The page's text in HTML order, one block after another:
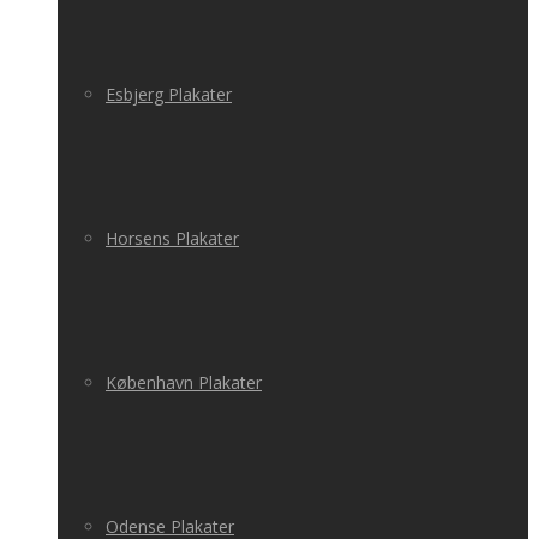
Esbjerg Plakater
Horsens Plakater
København Plakater
Odense Plakater